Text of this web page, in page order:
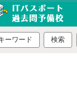
ーワード 検索